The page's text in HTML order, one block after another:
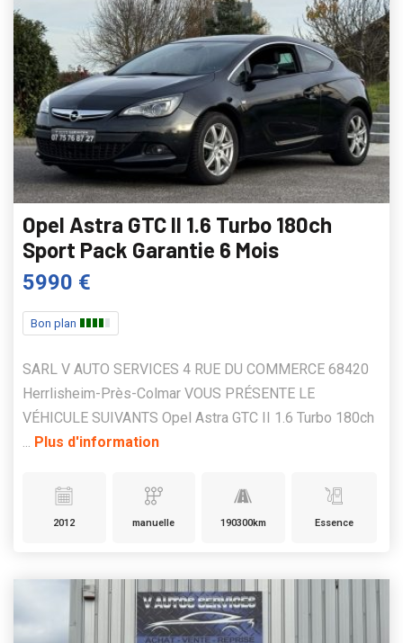
Opel Astra GTC II 1.6 Turbo 180ch
Sport Pack Garantie 6 Mois
5990 €
Bon plan
SARL V AUTO SERVICES 4 RUE DU COMMERCE 68420
Herrlisheim-Près-Colmar VOUS PRÉSENTE LE
VÉHICULE SUIVANTS Opel Astra GTC II 1.6 Turbo 180ch
... Plus d'information
2012 manuelle 190300km Essence